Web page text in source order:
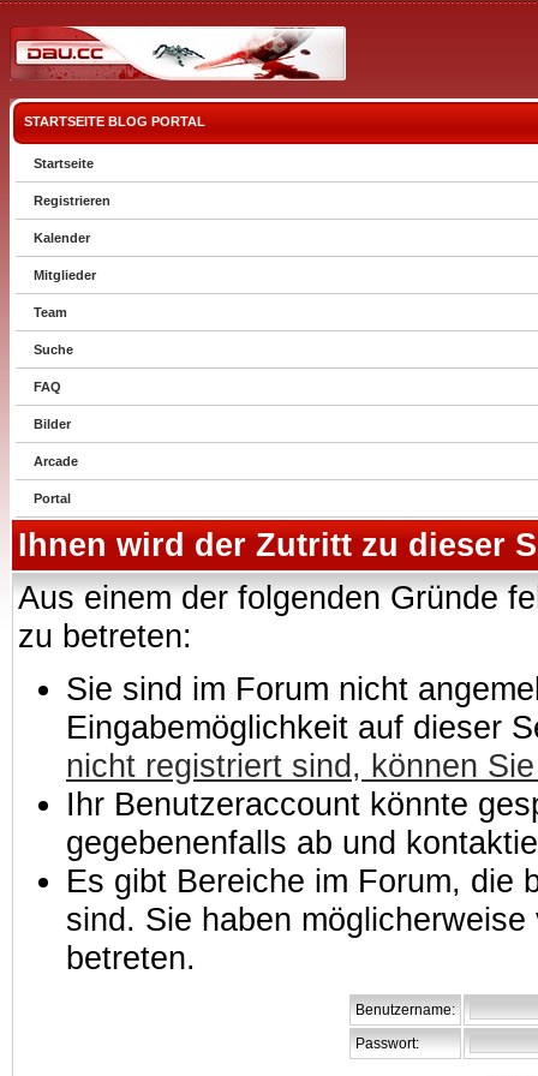
STARTSEITE BLOG PORTAL
Startseite
Registrieren
Kalender
Mitglieder
Team
Suche
FAQ
Bilder
Arcade
Portal
Ihnen wird der Zutritt zu dieser
Aus einem der folgenden Gründe
zu betreten:
Sie sind im Forum nicht
Eingabemöglichkeit auf dieser
nicht registriert sind, können
Ihr Benutzeraccount könnte
gegebenenfalls ab und
Es gibt Bereiche im Forum, die
sind. Sie haben
betreten.
Benutzername:
Passwort: